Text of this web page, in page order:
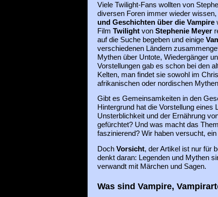
Viele Twilight-Fans wollten von
diversen Foren immer wieder
und Geschichten über die Vampire
Film Twilight von Stephenie Meyer
auf die Suche begeben und einige
verschiedenen Ländern
Mythen über Untote, Wiedergänger
Vorstellungen gab es schon bei den
Kelten, man findet sie sowohl im
afrikanischen oder nordischen
Gibt es Gemeinsamkeiten in den
Hintergrund hat die Vorstellung eines
Unsterblichkeit und der Ernährung
gefürchtet? Und was macht das
faszinierend? Wir haben versucht,
Doch Vorsicht, der Artikel ist nur für
denkt daran: Legenden und Mythen
verwandt mit Märchen und Sagen.
Was sind Vampire,